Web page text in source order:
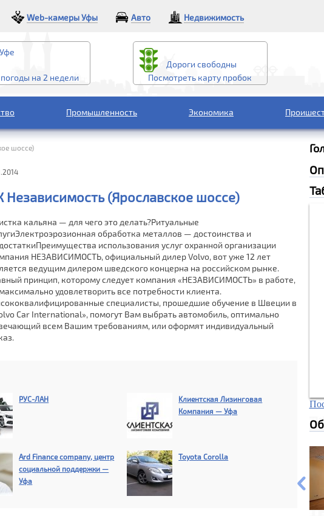
Web-камеры Уфы Авто Недвижимость
на 2 недели
Дороги свободны
Посмотреть карту пробок
Промышленность Экономика
шоссе)
Независимость (Ярославское шоссе)
кальяна — для чего это делать?Ритуальные
обработка металлов — достоинства и
использования услуг охранной организации
НЕЗАВИСИМОСТЬ, официальный дилер Volvo, вот уже 12 лет
ведущим дилером шведского концерна на российском рынке.
принцип, которому следует компания «НЕЗАВИСИМОСТЬ» в работе,
удовлетворить все потребности клиента.
специалисты, прошедшие обучение в Швеции в
Car International», помогут Вам выбрать автомобиль, оптимально
всем Вашим требованиям, или оформят индивидуальный
РУС-ЛАН
Kлиентская Лизинговая
Компания — Уфа
Ard Finance company, центр
социальной поддержки —
Уфа
Toyota Corolla